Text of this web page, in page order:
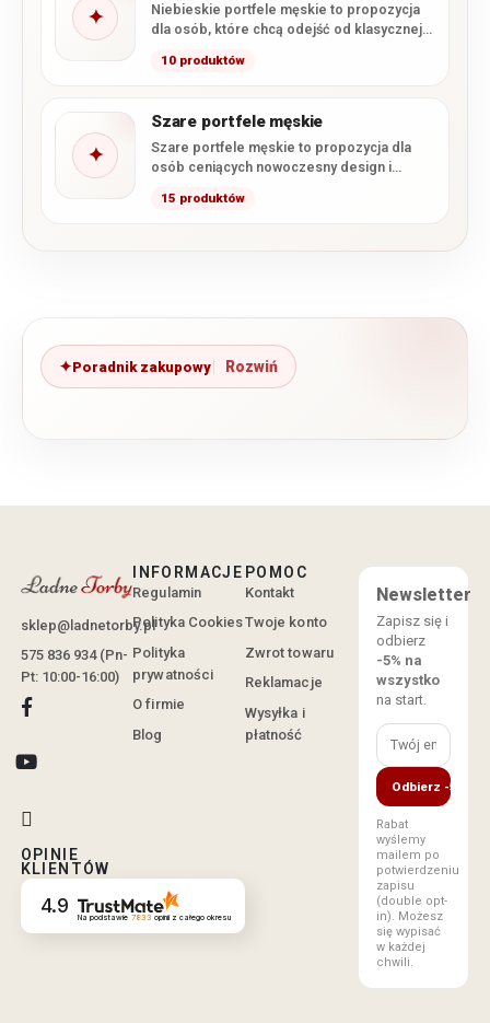
✦
Niebieskie portfele męskie to propozycja
dla osób, które chcą odejść od klasycznej
10 produktów
✦
Szare portfele męskie
Szare portfele męskie to propozycja dla
osób ceniących nowoczesny design i
15 produktów
Poradnik zakupowy
sklep@ladnetorby.pl
575 836 934 (Pn-
Pt: 10:00-16:00)
OPINIE
KLIENTÓW
4.9 Na podstawie 7833 opinii z całego okresu
INFORMACJE
Regulamin
Polityka Cookies
Polityka
prywatności
O firmie
Blog
POMOC
Kontakt
Twoje konto
Zwrot towaru
Reklamacje
Wysyłka i
płatność
Newsletter
Zapisz się i
odbierz
-5% na
wszystko
na start.
Odbierz -5%
Rabat
wyślemy
mailem po
potwierdzeniu
zapisu
(double opt-
in). Możesz
się wypisać
w każdej
chwili.